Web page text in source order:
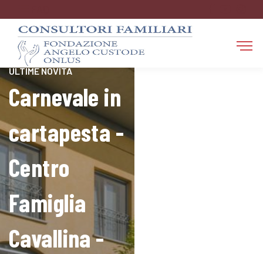
RESTA AGGIORNATO SULLE
ULTIME NOVITÀ
Carnevale in
cartapesta -
Centro
Famiglia
Cavallina -